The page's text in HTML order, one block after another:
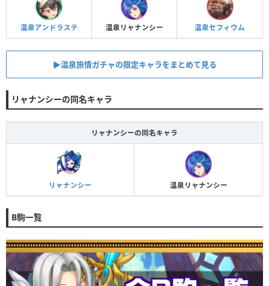
温泉アンドラステ 温泉リャナンシー 温泉セフィウム
▶︎温泉旅情ガチャの限定キャラをまとめて見る
リャナンシーの同名キャラ
リャナンシーの同名キャラ
リャナンシー 温泉リャナンシー
B駒一覧